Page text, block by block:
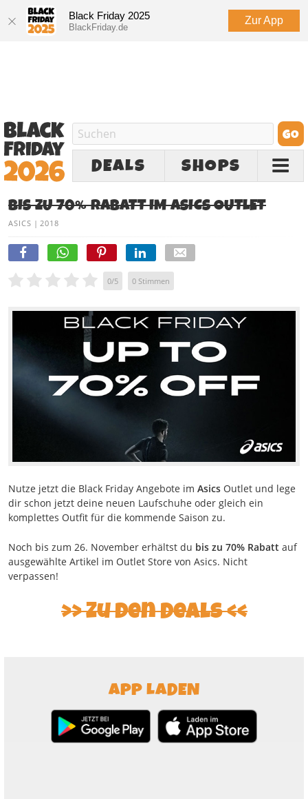
Black Friday 2025
BlackFriday.de
Zur App
DEALS SHOPS
BIS ZU 70% RABATT IM ASICS OUTLET
ASICS | 2018
0/5 0 Stimmen
Nutze jetzt die Black Friday Angebote im Asics Outlet und lege
dir schon jetzt deine neuen Laufschuhe oder gleich ein
komplettes Outfit für die kommende Saison zu.
Noch bis zum 26. November erhältst du bis zu 70% Rabatt auf
ausgewählte Artikel im Outlet Store von Asics. Nicht
verpassen!
>> Zu den Deals <<
APP LADEN